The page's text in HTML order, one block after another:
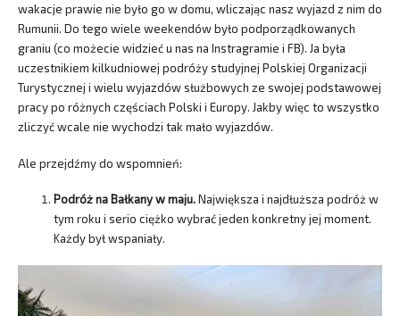
wakacje prawie nie było go w domu, wliczając nasz wyjazd z nim do
Rumunii. Do tego wiele weekendów było podporządkowanych
graniu (co możecie widzieć u nas na Instragramie i FB). Ja była
uczestnikiem kilkudniowej podróży studyjnej Polskiej Organizacji
Turystycznej i wielu wyjazdów służbowych ze swojej podstawowej
pracy po różnych częściach Polski i Europy. Jakby więc to wszystko
zliczyć wcale nie wychodzi tak mało wyjazdów.
Ale przejdźmy do wspomnień:
Podróż na Bałkany w maju.Największa i najdłuższa podróż w
tym roku i serio ciężko wybrać jeden konkretny jej moment.
Każdy był wspaniały.